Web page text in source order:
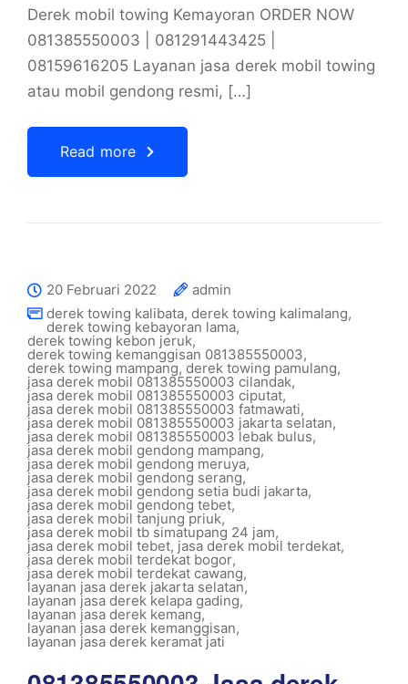
Derek mobil towing Kemayoran ORDER NOW
081385550003 | 081291443425 |
08159616205 Layanan jasa derek mobil towing
atau mobil gendong resmi, […]
Read more
20 Februari 2022
admin
derek towing kalibata, derek towing kalimalang,
derek towing kebayoran lama,
derek towing kebon jeruk,
derek towing kemanggisan 081385550003,
derek towing mampang, derek towing pamulang,
jasa derek mobil 081385550003 cilandak,
jasa derek mobil 081385550003 ciputat,
jasa derek mobil 081385550003 fatmawati,
jasa derek mobil 081385550003 jakarta selatan,
jasa derek mobil 081385550003 lebak bulus,
jasa derek mobil gendong mampang,
jasa derek mobil gendong meruya,
jasa derek mobil gendong serang,
jasa derek mobil gendong setia budi jakarta,
jasa derek mobil gendong tebet,
jasa derek mobil tanjung priuk,
jasa derek mobil tb simatupang 24 jam,
jasa derek mobil tebet, jasa derek mobil terdekat,
jasa derek mobil terdekat bogor,
jasa derek mobil terdekat cawang,
layanan jasa derek jakarta selatan,
layanan jasa derek kelapa gading,
layanan jasa derek kemang,
layanan jasa derek kemanggisan,
layanan jasa derek keramat jati